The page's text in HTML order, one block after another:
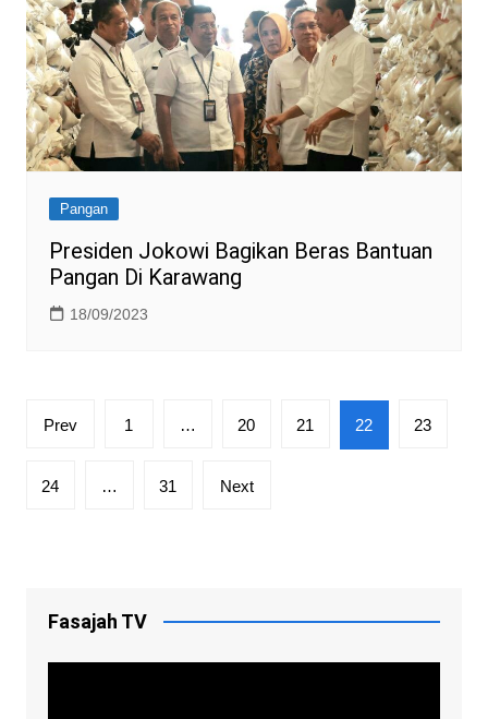
Pangan
Presiden Jokowi Bagikan Beras Bantuan
Pangan Di Karawang
18/09/2023
Posts
Prev 1 … 20 21 22 23
24 … 31 Next
Fasajah TV